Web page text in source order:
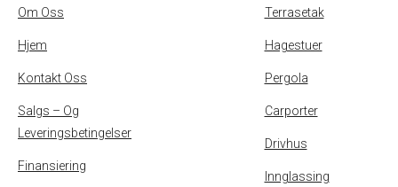
Om Oss
Hjem
Kontakt Oss
Salgs – Og
Leveringsbetingelser
Finansiering
Terrasetak
Hagestuer
Pergola
Carporter
Drivhus
Innglassing